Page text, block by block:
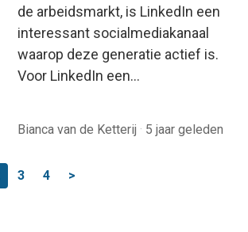
de arbeidsmarkt, is LinkedIn een
interessant socialmediakanaal
waarop deze generatie actief is.
Voor LinkedIn een…
Bianca van de Ketterij · 5 jaar geleden
3 4 >